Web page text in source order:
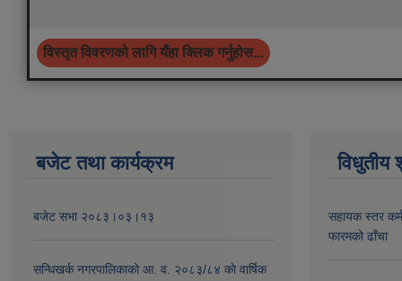
विस्तृत विवरणको लागि यँहा क्लिक गर्नुहोस...
बजेट तथा कार्यक्रम
बजेट सभा २०८३।०३।१३
सन्धिखर्क नगरपालिकाको आ. व. २०८३/८४ काे वार्षिक
विधुतीय
सहायक स्तर
फारमको ढाँचा